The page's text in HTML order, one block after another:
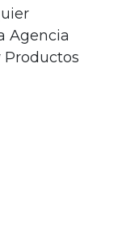
Agencia
Productos